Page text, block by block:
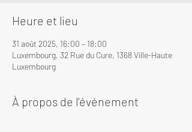
Heure et lieu
31 août 2025, 16:00 – 18:00
Luxembourg, 32 Rue du Cure, 1368 Ville-Haute
Luxembourg
À propos de l'événement